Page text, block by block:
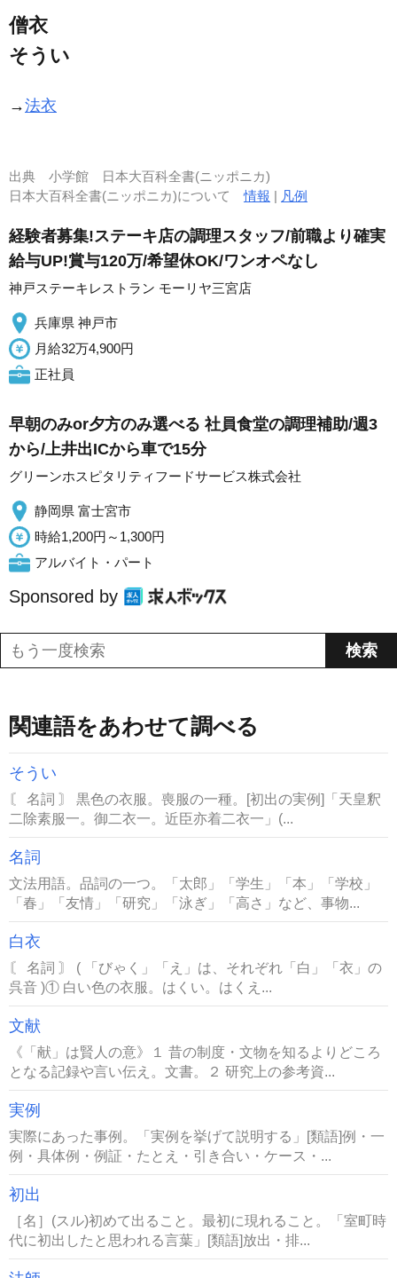
僧衣
そうい
→法衣
出典 小学館 日本大百科全書(ニッポニカ)
日本大百科全書(ニッポニカ)について情報 | 凡例
経験者募集!ステーキ店の調理スタッフ/前職より確実
給与UP!賞与120万/希望休OK/ワンオペなし
神戸ステーキレストラン モーリヤ三宮店
兵庫県 神戸市
月給32万4,900円
正社員
早朝のみor夕方のみ選べる 社員食堂の調理補助/週3
から/上井出ICから車で15分
グリーンホスピタリティフードサービス株式会社
静岡県 富士宮市
時給1,200円～1,300円
アルバイト・パート
Sponsored by
関連語をあわせて調べる
そうい
〘 名詞 〙 黒色の衣服。喪服の一種。[初出の実例]「天皇釈
二除素服一。御二衣一。近臣亦着二衣一」(...
名詞
文法用語。品詞の一つ。「太郎」「学生」「本」「学校」
「春」「友情」「研究」「泳ぎ」「高さ」など、事物...
白衣
〘 名詞 〙 ( 「びゃく」「え」は、それぞれ「白」「衣」の
呉音 )① 白い色の衣服。はくい。はくえ...
文献
《「献」は賢人の意》１ 昔の制度・文物を知るよりどころ
となる記録や言い伝え。文書。２ 研究上の参考資...
実例
実際にあった事例。「実例を挙げて説明する」[類語]例・一
例・具体例・例証・たとえ・引き合い・ケース・...
初出
［名］(スル)初めて出ること。最初に現れること。「室町時
代に初出したと思われる言葉」[類語]放出・排...